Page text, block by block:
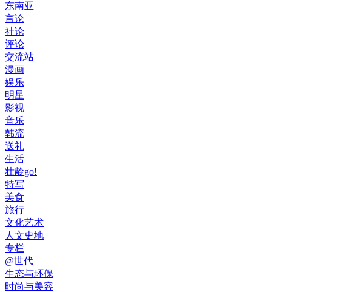
东南亚
言论
社论
评论
交流站
漫画
娱乐
明星
影视
音乐
韩流
送礼
生活
壮龄go!
特写
美食
旅行
文化艺术
人文史地
专栏
@世代
生态与环保
时尚与美容